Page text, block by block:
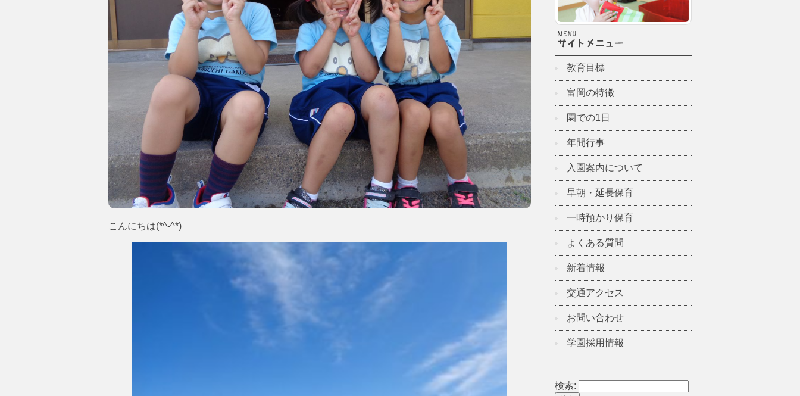
こんにちは(*^-^*)
教育目標
富岡の特徴
園での1日
年間行事
入園案内について
早朝・延長保育
一時預かり保育
よくある質問
新着情報
交通アクセス
お問い合わせ
学園採用情報
検索: